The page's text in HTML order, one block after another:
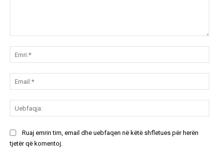
Ruaj emrin tim, email dhe uebfaqen në këtë shfletues për herën
tjetër që komentoj.